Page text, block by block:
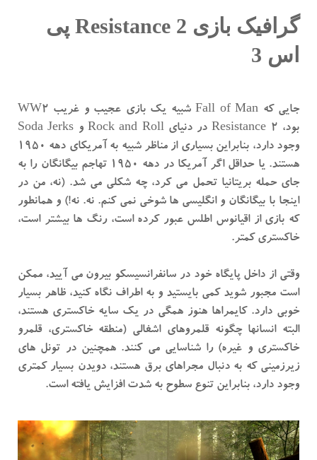
گرافیک بازی Resistance 2 پی
اس 3
جایی که Fall of Man شبیه یک بازی عجیب و غریب WW2
بود، Resistance 2 در دنیای Rock and Roll و Soda Jerks
وجود دارد، بنابراین بسیاری از مناظر شبیه به آمریکای دهه 1950
هستند. یا حداقل اگر آمریکا در دهه 1950 تهاجم بیگانگان را به
جای حمله بریتانیا تحمل می کرد، چه شکلی می شد. (نه، من در
اینجا با بیگانگان و انگلیسی ها شوخی نمی کنم. نه. نه!) و همانطور
که بازی از اقیانوس اطلس عبور کرده است، رنگ ها بیشتر است،
خاکستری کمتر.
وقتی از داخل پایگاه خود در سانفرانسیسکو بیرون می آیید، ممکن
است مجبور شوید کمی بایستید و به اطراف نگاه کنید، ظاهر بسیار
خوبی دارد. کایمراها هنوز همگی در یک سایه خاکستری هستند،
البته انسانها چگونه قلمروهای اشغالی (منطقه خاکستری، قلمرو
خاکستری و غیره) را شناسایی می کنند. همچنین در تونل های
زیرزمینی که به دنبال مجراهای برق هستند، دویدن بسیار کمتری
وجود دارد، بنابراین تنوع سطوح به شدت افزایش یافته است.